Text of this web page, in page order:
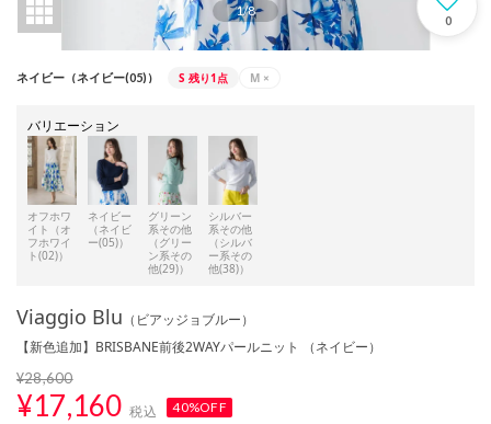
1/8
0
ネイビー（ネイビー(05)） S 残り1点 M ×
バリエーション
オフホワ
イト（オ
フホワイ
ト(02)）
ネイビー
（ネイビ
ー(05)）
グリーン
系その他
（グリー
ン系その
他(29)）
シルバー
系その他
（シルバ
ー系その
他(38)）
Viaggio Blu （ビアッジョブルー）
【新色追加】BRISBANE前後2WAYパールニット （ネイビー）
¥28,600
¥17,160 税込 40%OFF